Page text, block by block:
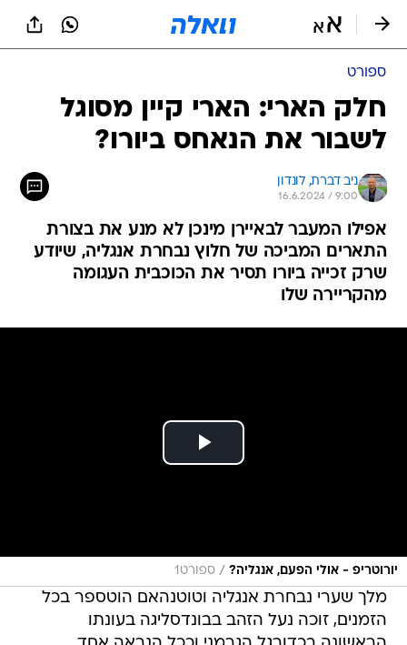
ספורט
חלק הארי: הארי קיין מסוגל
לשבור את הנאחס ביורו?
ניב דברת, לונדון
16.6.2024 / 9:00
אפילו המעבר לבאיירן מינכן לא מנע את בצורת
התארים המביכה של חלוץ נבחרת אנגליה, שיודע
שרק זכייה ביורו תסיר את הכוכבית העגומה
מהקריירה שלו
יורוטריפ - אולי הפעם, אנגליה? / ספורט1
מלך שערי נבחרת אנגליה וטוטנהאם הוטספר בכל
הזמנים, זוכה נעל הזהב בבונדסליגה בעונתו